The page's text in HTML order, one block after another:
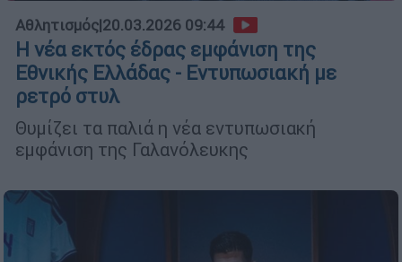
Αθλητισμός|20.03.2026 09:44
Η νέα εκτός έδρας εμφάνιση της
Εθνικής Ελλάδας - Εντυπωσιακή με
ρετρό στυλ
Θυμίζει τα παλιά η νέα εντυπωσιακή
εμφάνιση της Γαλανόλευκης